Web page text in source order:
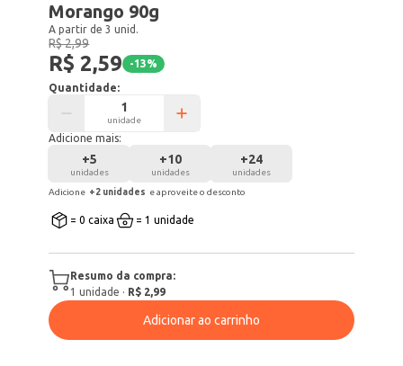
Morango 90g
A partir de 3 unid.
R$ 2,99
R$ 2,59 -13%
Quantidade:
unidade
Adicione mais:
+5
unidades
+10
unidades
+24
unidades
Adicione +2 unidades e aproveite o desconto
= 0 caixa = 1 unidade
Resumo da compra:
1 unidade · R$ 2,99
Adicionar ao carrinho